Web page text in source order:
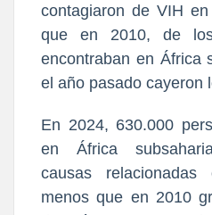
contagiaron de VIH
que en 2010, de
encontraban en África
el año pasado cayeron
En 2024, 630.000
en África
causas
menos que en 2010